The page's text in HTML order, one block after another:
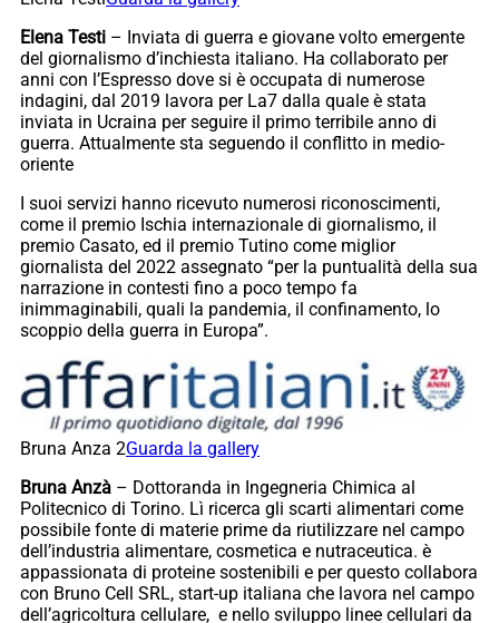
Elena Testi – Inviata di guerra e giovane volto emergente
del giornalismo d’inchiesta italiano. Ha collaborato per
anni con l’Espresso dove si è occupata di numerose
indagini, dal 2019 lavora per La7 dalla quale è stata
inviata in Ucraina per seguire il primo terribile anno di
guerra. Attualmente sta seguendo il conflitto in medio-
oriente
I suoi servizi hanno ricevuto numerosi riconoscimenti,
come il premio Ischia internazionale di giornalismo, il
premio Casato, ed il premio Tutino come miglior
giornalista del 2022 assegnato “per la puntualità della sua
narrazione in contesti fino a poco tempo fa
inimmaginabili, quali la pandemia, il confinamento, lo
scoppio della guerra in Europa”.
Bruna Anza 2Guarda la gallery
Bruna Anzà – Dottoranda in Ingegneria Chimica al
Politecnico di Torino. Lì ricerca gli scarti alimentari come
possibile fonte di materie prime da riutilizzare nel campo
dell’industria alimentare, cosmetica e nutraceutica. è
appassionata di proteine sostenibili e per questo collabora
con Bruno Cell SRL, start-up italiana che lavora nel campo
dell’agricoltura cellulare, e nello sviluppo linee cellulari da